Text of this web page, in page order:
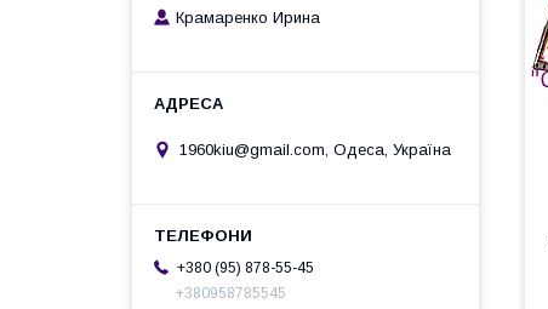
Крамаренко Ирина
1960kiu@gmail.com, Одеса, Україна
+380 (95) 878-55-45
+380958785545